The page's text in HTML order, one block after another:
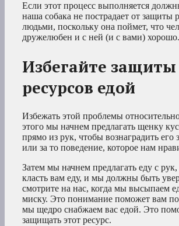
Если этот процесс выполняется
наша собака не пострадает от защиты
людьми, поскольку она поймет, что
дружелюбен и с ней (и с вами) хорошо.
Избегайте защиты
ресурсов едой
Избежать этой проблемы
этого мы начнем предлагать щенку
прямо из рук, чтобы вознаградить его
или за то поведение, которое нам
Затем мы начнем предлагать еду с
класть вам еду, и мы должны быть
смотрите на нас, когда мы высыпаем
миску. Это понимание поможет вам
мы щедро снабжаем вас едой. Это
защищать этот ресурс.